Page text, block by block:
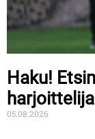
Haku!
05.08.2026